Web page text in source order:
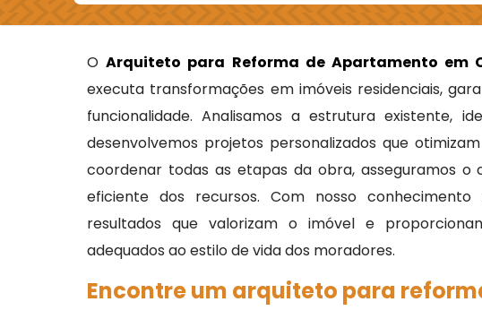
OArquiteto para Reforma de Apartamento em
executa transformações em imóveis residenciais,
funcionalidade. Analisamos a estrutura existente,
desenvolvemos projetos personalizados que
coordenar todas as etapas da obra, asseguramos
eficiente dos recursos. Com nosso
resultados que valorizam o imóvel e
adequados ao estilo de vida dos moradores.
Encontre um arquiteto para